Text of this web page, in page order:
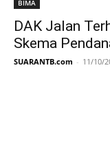
BIMA
DAK Jalan
Skema
SUARANTB.com - 11/10/